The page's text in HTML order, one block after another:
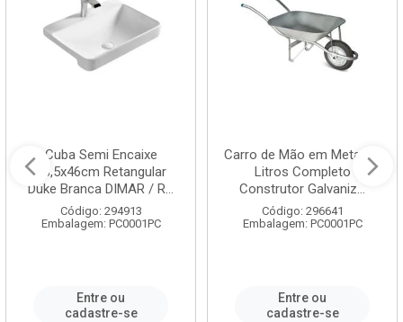
Cuba Semi Encaixe
58,5x46cm Retangular
Duke Branca DIMAR / R...
Código: 294913
Embalagem: PC0001PC
Entre ou
cadastre-se
Carro de Mão em Metal 60
Litros Completo
Construtor Galvaniz...
Código: 296641
Embalagem: PC0001PC
Entre ou
cadastre-se